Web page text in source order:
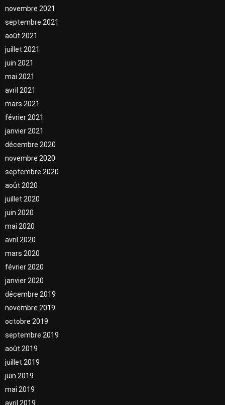
novembre 2021
septembre 2021
août 2021
juillet 2021
juin 2021
mai 2021
avril 2021
mars 2021
février 2021
janvier 2021
décembre 2020
novembre 2020
septembre 2020
août 2020
juillet 2020
juin 2020
mai 2020
avril 2020
mars 2020
février 2020
janvier 2020
décembre 2019
novembre 2019
octobre 2019
septembre 2019
août 2019
juillet 2019
juin 2019
mai 2019
avril 2019